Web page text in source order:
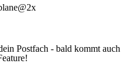
Postfach - bald kommt auch